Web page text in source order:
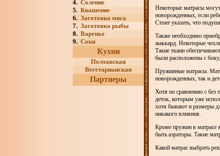
4. Соление
5. Квашение
6. Заготовка мяса
7. Заготовка рыбы
8. Варенье
9. Соки
Кухни
Полтавская
Вегетарианская
Партнеры
Некоторые матрасы
новорожденных, если
Стоит указать, что
Также необходимо
жаккард. Некоторые
Такие ткани
были расположены с
Пружинные матрасы.
новорожденных, так и
Хотя по сравнению с без
деток, которым уже
хотя бывают и размеры
никакого влияния.
Кроме пружин в матрасе
быть аэраторы. Такие
Какой матрас выбрать